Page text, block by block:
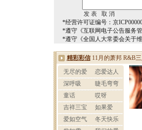
*经营许可证编号：京
*遵守《互联网电子公告服务管
*遵守《全国人大常委会关于